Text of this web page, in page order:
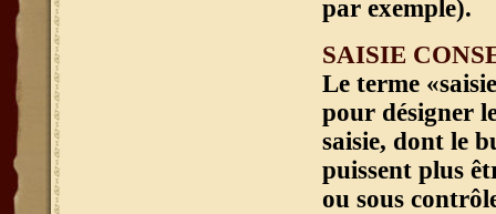
par exemple).
SAISIE
Le terme
pour désigner
saisie, dont le
puissent plus
ou sous